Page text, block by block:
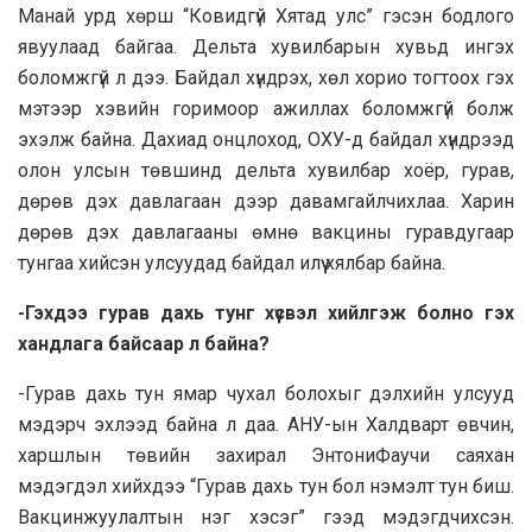
Манай урд хөрш “Ковидгүй Хятад улс” гэсэн бодлого
явуулаад байгаа. Дельта хувилбарын хувьд ингэх
боломжгүй л дээ. Байдал хүндрэх, хөл хорио тогтоох гэх
мэтээр хэвийн горимоор ажиллах боломжгүй болж
эхэлж байна. Дахиад онцлоход, ОХУ-д байдал хүндрээд
олон улсын төвшинд дельта хувилбар хоёр, гурав,
дөрөв дэх давлагаан дээр давамгайлчихлаа. Харин
дөрөв дэх давлагааны өмнө вакцины гуравдугаар
тунгаа хийсэн улсуудад байдал илүү хялбар байна.
-Гэхдээ гурав дахь тунг хүсвэл хийлгэж болно гэх
хандлага байсаар л байна?
-Гурав дахь тун ямар чухал болохыг дэлхийн улсууд
мэдэрч эхлээд байна л даа. АНУ-ын Халдварт өвчин,
харшлын төвийн захирал ЭнтониФаучи саяхан
мэдэгдэл хийхдээ “Гурав дахь тун бол нэмэлт тун биш.
Вакцинжуулалтын нэг хэсэг” гээд мэдэгдчихсэн.